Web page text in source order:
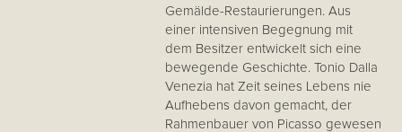
Gemälde-Restaurierungen. Aus
einer intensiven Begegnung mit
dem Besitzer entwickelt sich eine
bewegende Geschichte. Tonio Dalla
Venezia hat Zeit seines Lebens nie
Aufhebens davon gemacht, der
Rahmenbauer von Picasso gewesen